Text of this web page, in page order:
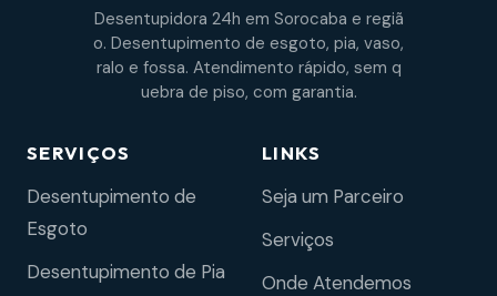
Desentupidora 24h em Sorocaba e regiã
o. Desentupimento de esgoto, pia, vaso,
ralo e fossa. Atendimento rápido, sem q
uebra de piso, com garantia.
SERVIÇOS
Desentupimento de
Esgoto
Desentupimento de Pia
LINKS
Seja um Parceiro
Serviços
Onde Atendemos